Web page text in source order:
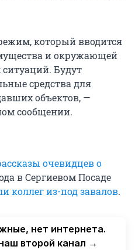
который вводится
и окружающей
Будут
средства для
объектов, —
сообщении.
очевидцев о
в Сергиевом Посаде
коллег из-под завалов.
нет интернета.
второй канал →